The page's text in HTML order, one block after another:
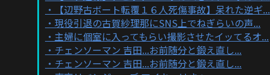
【辺野古ボート転覆１６人死傷事故】呆れた逆ギ...
現役引退の古賀紗理那にSNS上でねぎらいの声...
主婦に個室に入ってもらい撮影させたイッてるオ...
チェンソーマン 吉田...お前随分と鍛え直し...
チェンソーマン 吉田...お前随分と鍛え直し...